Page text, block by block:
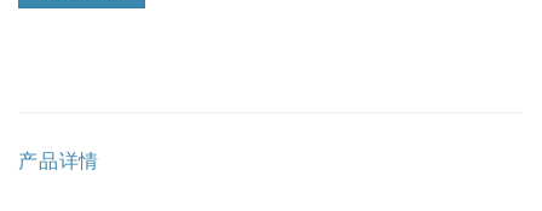
产品详情